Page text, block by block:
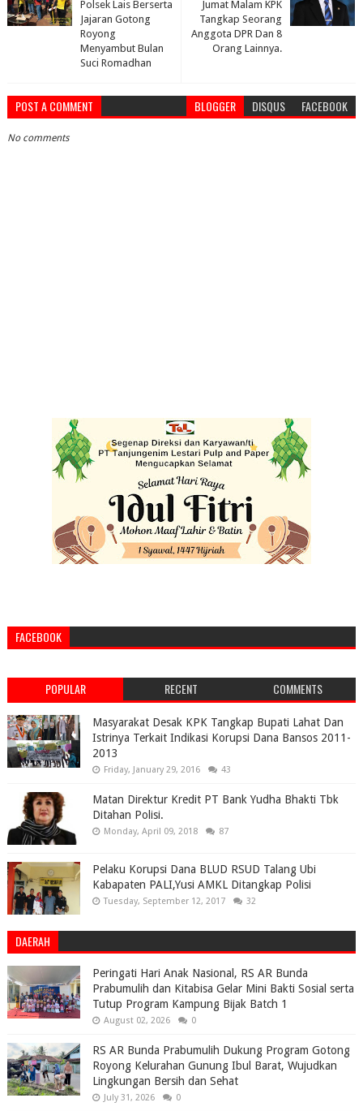
Jumat Malam KPK
Tangkap Seorang
Anggota DPR Dan 8
Orang Lainnya.
Polsek Lais Berserta
Jajaran Gotong
Royong
Menyambut Bulan
Suci Romadhan
POST A COMMENT BLOGGER DISQUS FACEBOOK
No comments
FACEBOOK
POPULAR RECENT COMMENTS
Masyarakat Desak KPK Tangkap Bupati Lahat Dan
Istrinya Terkait Indikasi Korupsi Dana Bansos 2011-
2013
Friday, January 29, 2016 43
Matan Direktur Kredit PT Bank Yudha Bhakti Tbk
Ditahan Polisi.
Monday, April 09, 2018 87
Pelaku Korupsi Dana BLUD RSUD Talang Ubi
Kabapaten PALI,Yusi AMKL Ditangkap Polisi
Tuesday, September 12, 2017 32
DAERAH
Peringati Hari Anak Nasional, RS AR Bunda
Prabumulih dan Kitabisa Gelar Mini Bakti Sosial serta
Tutup Program Kampung Bijak Batch 1
August 02, 2026 0
RS AR Bunda Prabumulih Dukung Program Gotong
Royong Kelurahan Gunung Ibul Barat, Wujudkan
Lingkungan Bersih dan Sehat
July 31, 2026 0